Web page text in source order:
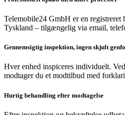
Telemobile24 GmbH er en registreret
Tyskland – tilgængelig via email,
Gennemsigtig inspektion, ingen skjult
Hver enhed inspiceres individuelt.
modtager du et modtilbud med
Hurtig behandling efter modtagelse